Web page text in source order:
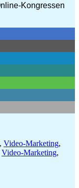
Kongressen
, Video-Marketing,
Video-Marketing,